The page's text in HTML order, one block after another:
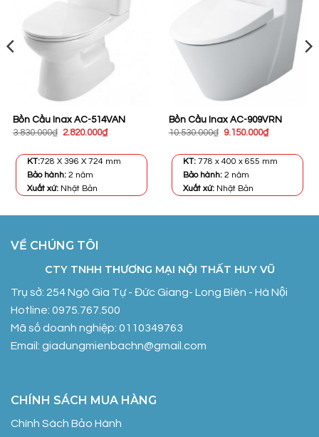
Bồn Cầu Inax AC-514VAN
3.830.000₫ Giá
3.830.000₫.
2.820.000₫Giá
là:
KT:728 X 396 X 724 mm
Bảo hành:2 năm
Xuất xứ: Nhật Bản
Bồn Cầu Inax AC-909VRN
10.530.000₫ Giá
10.530.000₫.
9.150.000₫Giá
là:
KT: 778 x 400 x 655 mm
Bảo hành:2 năm
Xuất xứ: Nhật Bản
VỀ CHÚNG TÔI
CTY TNHH THƯƠNG MẠI NỘI THẤT HUY VŨ
Trụ sở: 254 Ngô Gia Tự - Đức Giang- Long Biên - Hà Nội
Hotline: 0975.767.500
Mã số doanh nghiệp: 0110349763
Email: giadungmienbachn@gmail.com
CHÍNH SÁCH MUA HÀNG
Chính Sách Bảo Hành